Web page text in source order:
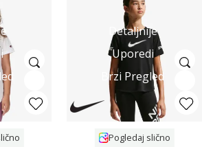
Detaljnije
Uporedi
Brzi Pregled
Pogledaj slično